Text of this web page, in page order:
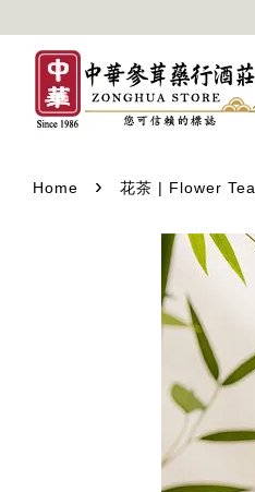
Home › 花茶 | Flower Tea